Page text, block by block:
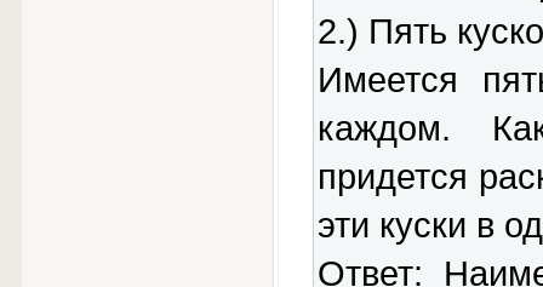
2.) Пять
Имеется
каждом.
придется
эти куски в
Ответ: